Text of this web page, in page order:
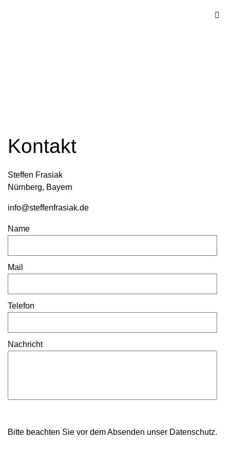
Kontakt
Steffen Frasiak
Nürnberg, Bayern
info@steffenfrasiak.de
Name
Mail
Telefon
Nachricht
Bitte beachten Sie vor dem Absenden unser Datenschutz.